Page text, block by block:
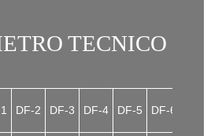
TECNICO
DF-2 DF-3 DF-4 DF-5 DF-6